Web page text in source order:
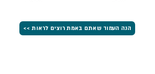
הנה העמוד שאתם באמת רוצים לראות >>